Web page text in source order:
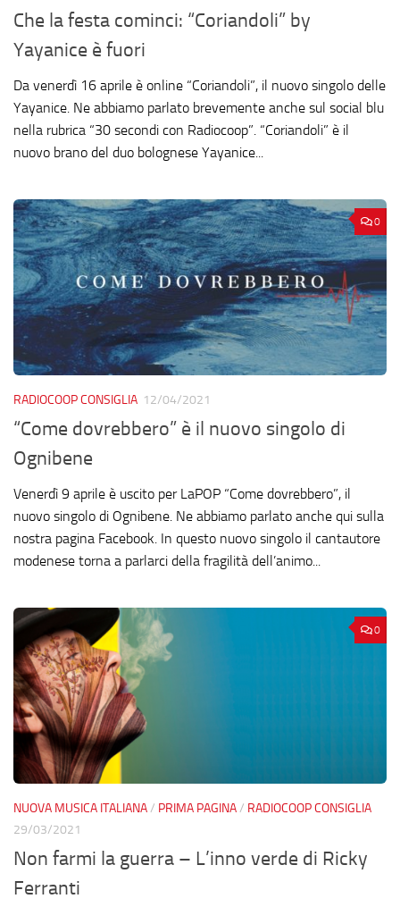
Che la festa cominci: “Coriandoli” by
Yayanice è fuori
Da venerdì 16 aprile è online “Coriandoli”, il nuovo singolo delle
Yayanice. Ne abbiamo parlato brevemente anche sul social blu
nella rubrica “30 secondi con Radiocoop”. “Coriandoli” è il
nuovo brano del duo bolognese Yayanice...
0
RADIOCOOP CONSIGLIA 12/04/2021
“Come dovrebbero” è il nuovo singolo di
Ognibene
Venerdì 9 aprile è uscito per LaPOP “Come dovrebbero”, il
nuovo singolo di Ognibene. Ne abbiamo parlato anche qui sulla
nostra pagina Facebook. In questo nuovo singolo il cantautore
modenese torna a parlarci della fragilità dell’animo...
0
NUOVA MUSICA ITALIANA/ PRIMA PAGINA/ RADIOCOOP CONSIGLIA
29/03/2021
Non farmi la guerra – L’inno verde di Ricky
Ferranti